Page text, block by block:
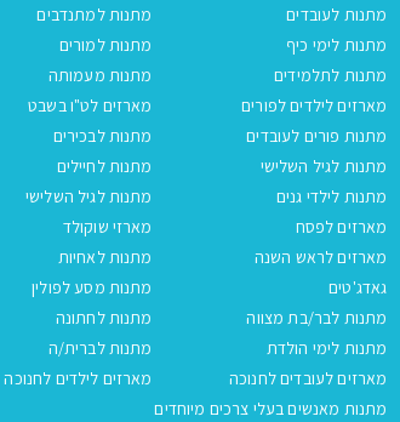
מתנות לעובדים
מתנות למתנדבים
מתנות לימי כיף
מתנות למורים
מתנות לתלמידים
מתנות מעמותה
מארזים לילדים לפורים
מארזים לט"ו בשבט
מתנות פורים לעובדים
מתנות לבכירים
מתנות לגיל השלישי
מתנות לחיילים
מתנות לילדי גנים
מתנות לגיל השלישי
מארזים לפסח
מארזי שוקולד
מארזים לראש השנה
מתנות לאחיות
גאדג'טים
מתנות מסע לפולין
מתנות לבר/בת מצווה
מתנות לחתונה
מתנות לימי הולדת
מתנות לברית/ה
מארזים לעובדים לחנוכה
מארזים לילדים לחנוכה
מתנות מאנשים בעלי צרכים מיוחדים